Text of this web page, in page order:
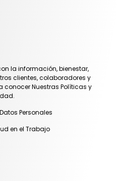
la información, bienestar,
clientes, colaboradores y
conocer Nuestras Políticas y
Personales
en el Trabajo